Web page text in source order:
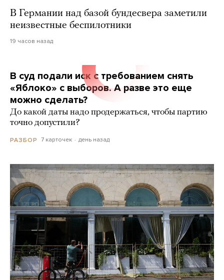
В Германии над базой бундесвера заметили
неизвестные беспилотники
19 часов назад
В суд подали иск с требованием снять
«Яблоко» с выборов. А разве это еще
можно сделать?
До какой даты надо продержаться, чтобы партию
точно допустили?
РАЗБОР 7 карточек день назад